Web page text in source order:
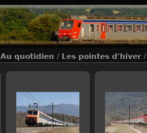
Au quotidien / Les pointes d'hiver/